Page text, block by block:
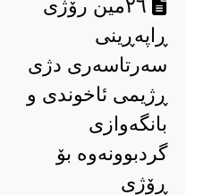
٢٦مین رۆژی
ڕاپەڕینی
سەرتاسەری دژی
ڕژیمی ئاخوندی و
بانگەوازی
گردبوونەوە بۆ
ڕۆژی